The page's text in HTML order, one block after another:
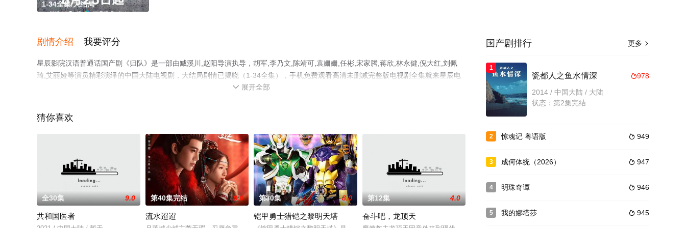
1-34全集/大结局
剧情介绍 我要评分
星辰影院汉语普通话国产剧《归队》是一部由臧溪川,赵阳导演执导，胡军,李乃文,陈靖可,袁姗姗,任彬,宋家腾,蒋欣,林永健,倪大红,刘佩
琦,艾丽娅等演员精彩演绎的中国大陆电视剧，大结局剧情已揭晓（1-34全集），手机免费观看高清未删减完整版电视剧全集就来星辰电
影网，更多相关剧情可移步至豆瓣电视剧、电视猫或剧情网等平台了解。
 展开全部
猜你喜欢
全30集 9.0
共和国医者
第40集完结 8.0
流水迢迢
第30集 8.0
铠甲勇士猎铠之黎明天塔
第12集 4.0
奋斗吧，龙顶天
更多 
国产剧排行
1
978
瓷都人之鱼水情深
2014 / 中国大陆 / 大陆
状态：第2集完结
2  949
惊魂记 粤语版
3  947
成何体统（2026）
4  946
明珠奇谭
5  945
我的娜塔莎